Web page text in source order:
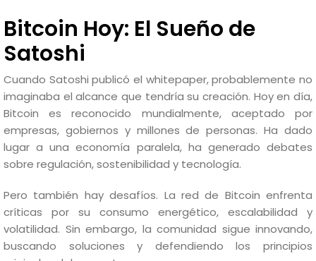
Bitcoin Hoy: El Sueño de
Satoshi
Cuando Satoshi publicó el whitepaper, probablemente no
imaginaba el alcance que tendría su creación. Hoy en día,
Bitcoin es reconocido mundialmente, aceptado por
empresas, gobiernos y millones de personas. Ha dado
lugar a una economía paralela, ha generado debates
sobre regulación, sostenibilidad y tecnología.
Pero también hay desafíos. La red de Bitcoin enfrenta
críticas por su consumo energético, escalabilidad y
volatilidad. Sin embargo, la comunidad sigue innovando,
buscando soluciones y defendiendo los principios